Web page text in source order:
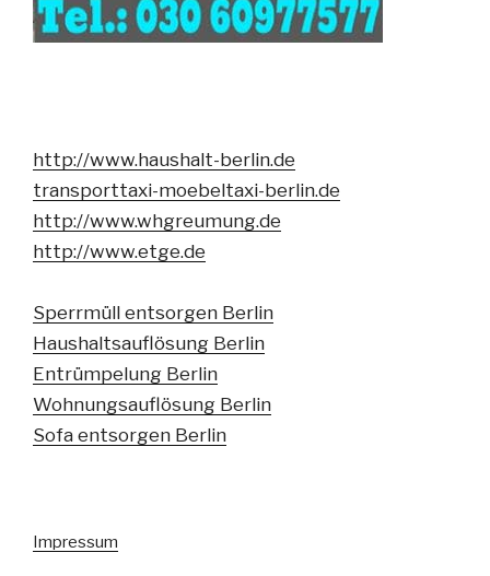
http://www.haushalt-berlin.de
transporttaxi-moebeltaxi-berlin.de
http://www.whgreumung.de
http://www.etge.de
Sperrmüll entsorgen Berlin
Haushaltsauflösung Berlin
Entrümpelung Berlin
Wohnungsauflösung Berlin
Sofa entsorgen Berlin
Impressum